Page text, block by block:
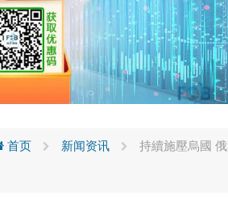
首页 新闻资讯 持續施壓烏國